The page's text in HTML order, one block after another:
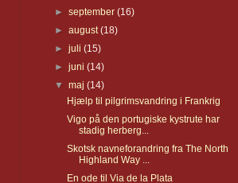
►september(16)
►august(18)
►juli(15)
►juni(14)
▼maj(14)
Hjælp til pilgrimsvandring i Frankrig
Vigo på den portugiske kystrute har
stadig herberg...
Skotsk navneforandring fra The North
Highland Way ...
En ode til Via de la Plata